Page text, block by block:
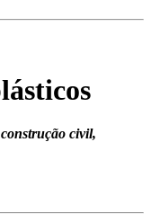
civil,